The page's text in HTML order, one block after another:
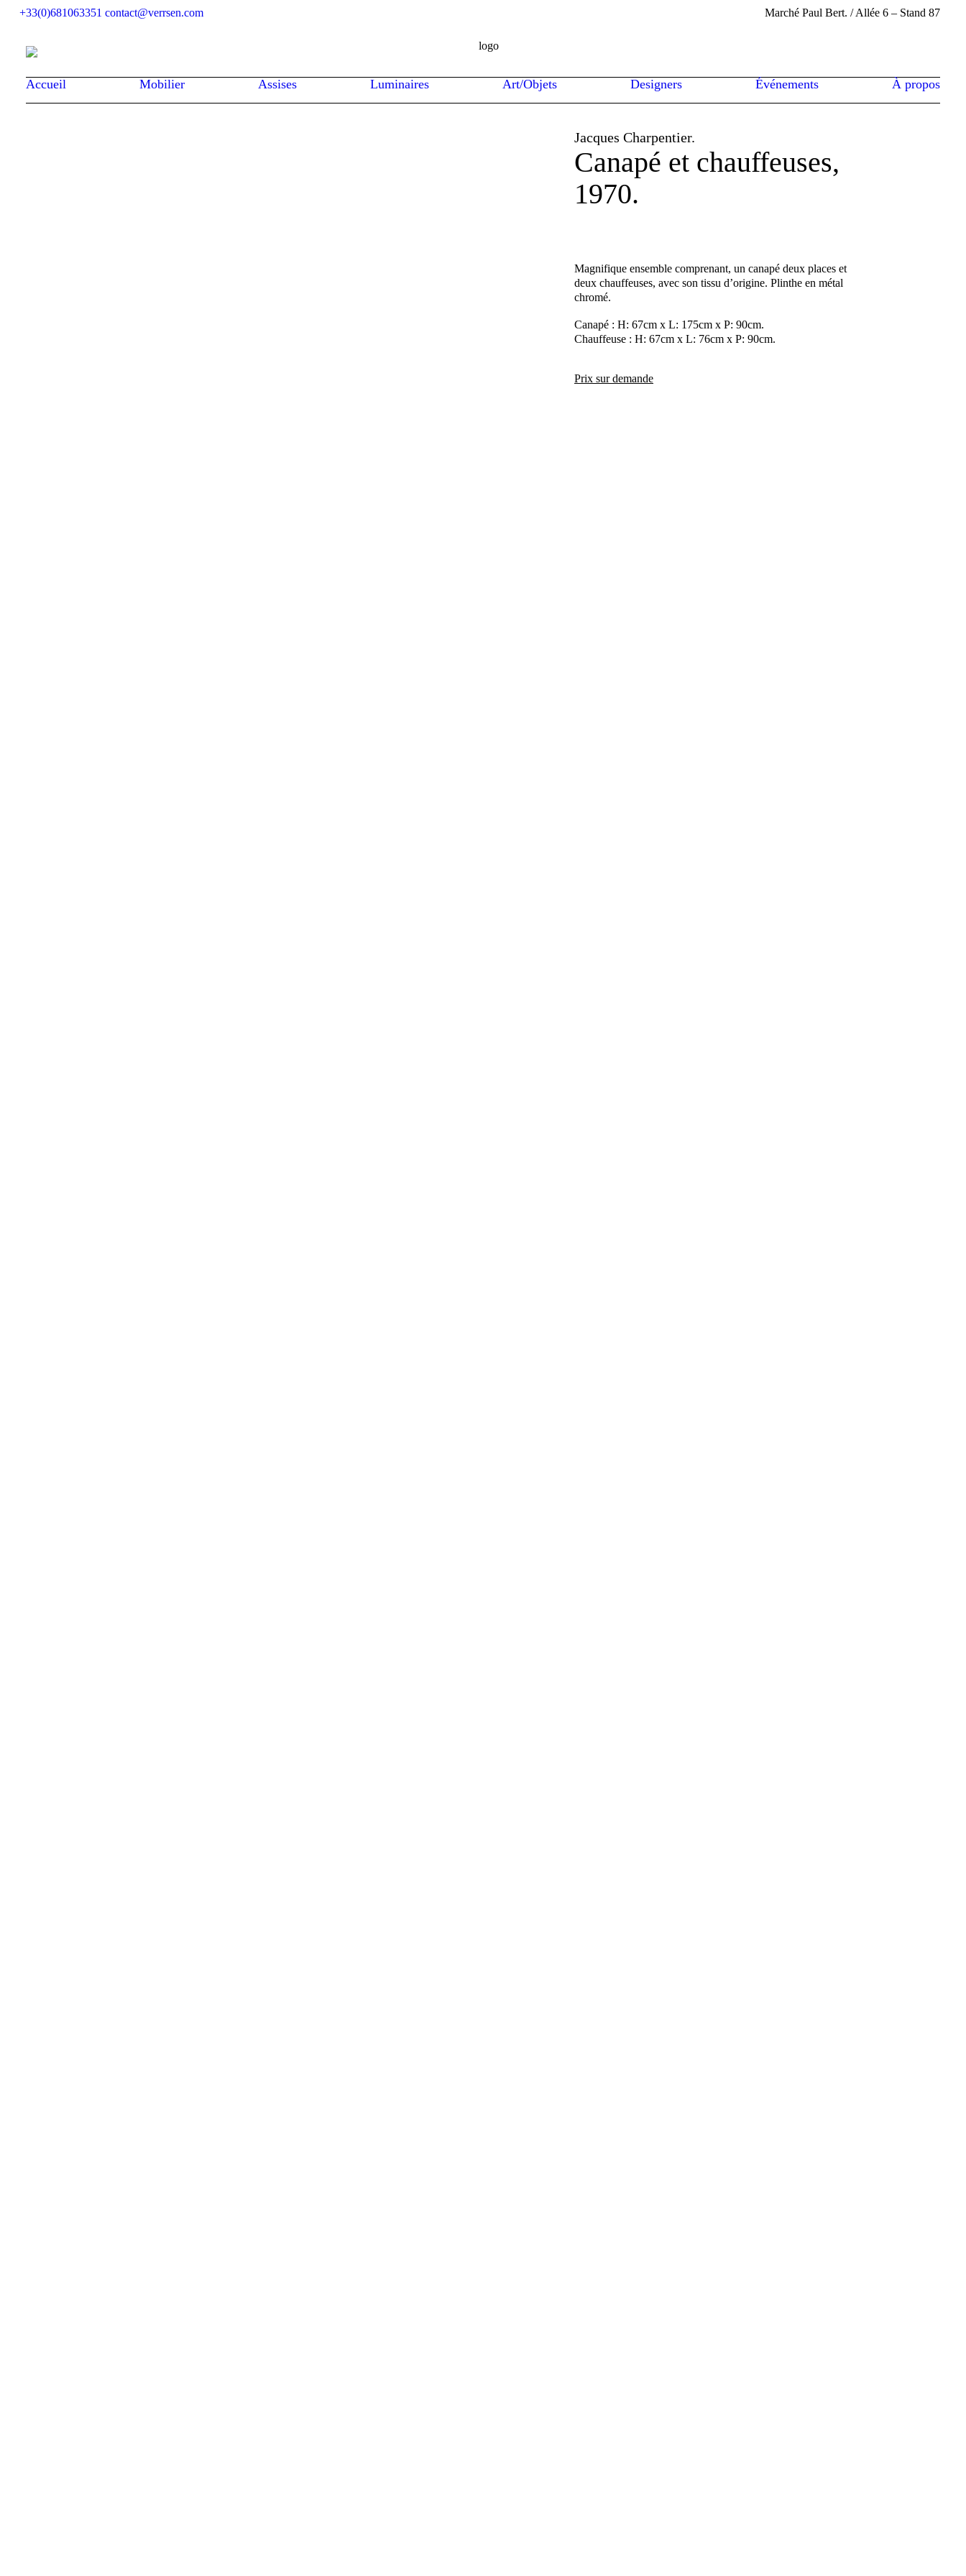
Marché Paul Bert. / Allée 6 – Stand 87
+33(0)681063351 contact@verrsen.com
Accueil Mobilier Assises Luminaires Art/Objets Designers Événements À propos
Jacques Charpentier.
Canapé et chauffeuses,
1970.
Magnifique ensemble comprenant, un canapé deux places et
deux chauffeuses, avec son tissu d’origine. Plinthe en métal
chromé.
Canapé : H: 67cm x L: 175cm x P: 90cm.
Chauffeuse : H: 67cm x L: 76cm x P: 90cm.
Prix sur demande